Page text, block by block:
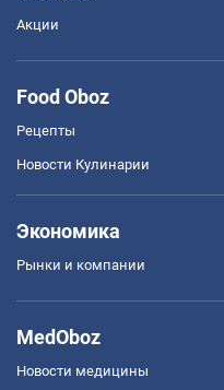
Акции
Food Oboz
Рецепты
Новости Кулинарии
Экономика
Рынки и компании
MedOboz
Новости медицины